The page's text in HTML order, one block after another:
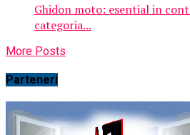
Ghidon moto: esential in
categoria...
More Posts
Parteneri